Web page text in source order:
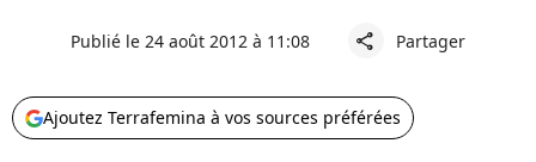
Publié le 24 août 2012 à 11:08 share Partager
Ajoutez Terrafemina à vos sources préférées